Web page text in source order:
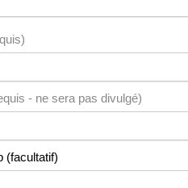
- ne sera pas divulgé)
(facultatif)